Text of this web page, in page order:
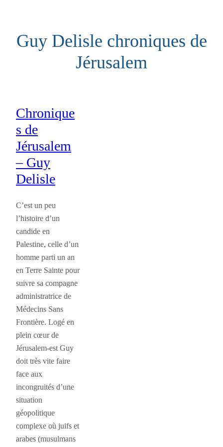
contenuGuy Delisle chroniques de
Jérusalem
Chronique
s de
Jérusalem
– Guy
Delisle
C’est un peu
l’histoire d’un
candide en
Palestine, celle d’un
homme parti un an
en Terre Sainte pour
suivre sa compagne
administratrice de
Médecins Sans
Frontière. Logé en
plein cœur de
Jérusalem-est Guy
doit très vite faire
face aux
incongruités d’une
situation
géopolitique
complexe où juifs et
arabes (musulmans